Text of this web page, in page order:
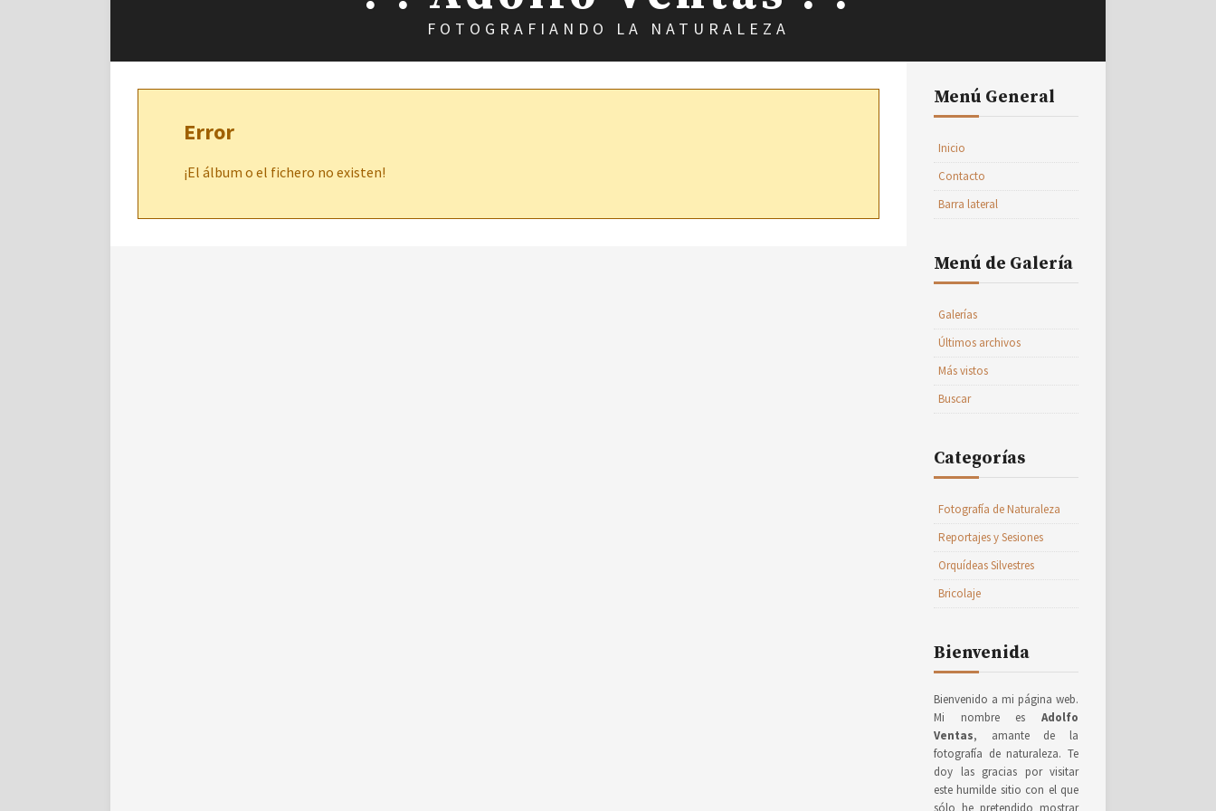
FOTOGRAFIANDO LA NATURALEZA
Error
¡El álbum o el fichero no existen!
Menú General
Inicio
Contacto
Barra lateral
Menú de Galería
Galerías
Últimos archivos
Más vistos
Buscar
Categorías
Fotografía de Naturaleza
Reportajes y Sesiones
Orquídeas Silvestres
Bricolaje
Bienvenida
Bienvenido a mi página web.
Mi nombre es Adolfo
Ventas, amante de la
fotografía de naturaleza. Te
doy las gracias por visitar
este humilde sitio con el que
sólo he pretendido mostrar